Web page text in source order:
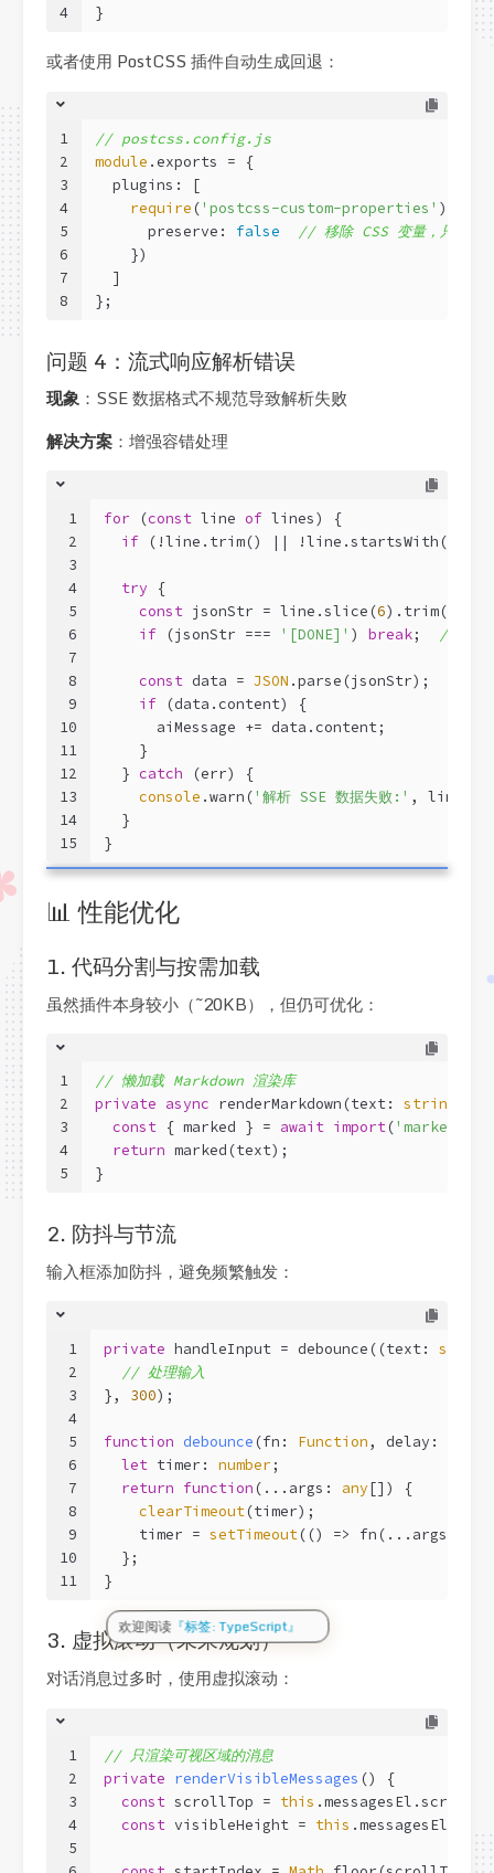
4
}
或者使用 PostCSS 插件自动生成回退：
1
2
3
4
5
6
7
8
// postcss.config.js
module .exports = {
  plugins: [
require ('postcss-custom-properties' )({
      preserve:
false
// 移除 CSS 变量，只保留
    })
  ]
};
问题 4：流式响应解析错误
现象 ：SSE 数据格式不规范导致解析失败
解决方案 ：增强容错处理
1
2
3
4
5
6
7
8
9
10
11
12
13
14
15
for (const line of lines) {
if (!line.trim() || !line.startsWith(
try {
const jsonStr = line.slice(6).trim();
if (jsonStr === '[DONE]' ) break; // 结束
const data = JSON .parse(jsonStr);
if (data.content) {
      aiMessage += data.content;
    }
  }
catch (err) {
console .warn('解析 SSE 数据失败:' , line,
  }
}
📊 性能优化
1. 代码分割与按需加载
虽然插件本身较小（~20KB），但仍可优化：
1
2
3
4
5
// 懒加载 Markdown 渲染库
private async renderMarkdown(text: string
const { marked } = await import('marked'
return marked(text);
}
2. 防抖与节流
输入框添加防抖，避免频繁触发：
1
2
3
4
5
6
7
8
9
10
11
private handleInput = debounce( (text: string
// 处理输入
}, 300);
function debounce (fn: Function, delay:
let timer: number ;
return function ( ...args: any[] )
{
clearTimeout(timer);
    timer =
setTimeout( () => fn(...args),
  };
}
3. 虚拟滚动（未来规划）
对话消息过多时，使用虚拟滚动：
1
2
3
4
5
// 只渲染可视区域的消息
private renderVisibleMessages ()
{
const scrollTop = this
const visibleHeight = this
欢迎阅读 『标签: TypeScript』